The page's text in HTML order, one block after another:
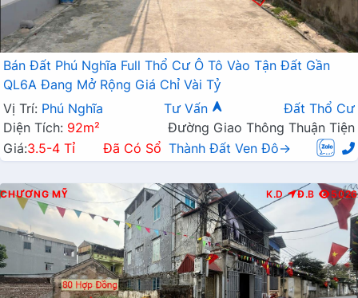
Bán Đất Phú Nghĩa Full Thổ Cư Ô Tô Vào Tận Đất Gần
QL6A Đang Mở Rộng Giá Chỉ Vài Tỷ
Vị Trí: Phú Nghĩa Tư Vấn
Đất Thổ Cư
Diện Tích: 92m²
Đường Giao Thông Thuận Tiện
Giá:3.5-4 Tỉ Đã Có Sổ Thành Đất Ven Đô→
CHƯƠNG MỸ K.D Đ.B 5026